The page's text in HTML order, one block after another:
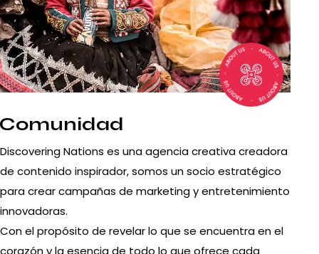
Comunidad
Discovering Nations es una agencia creativa creadora
de contenido inspirador, somos un socio estratégico
para crear campañas de marketing y entretenimiento
innovadoras.
Con el propósito de revelar lo que se encuentra en el